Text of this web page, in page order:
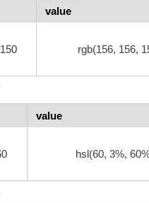
value
150 rgb(156, 156,
value
hsl(60, 3%,